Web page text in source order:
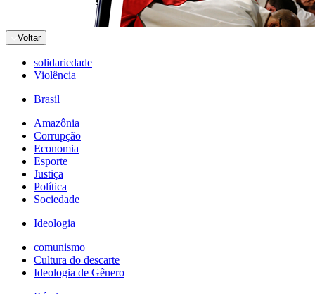
Voltar
solidariedade
Violência
Brasil
Amazônia
Corrupção
Economia
Esporte
Justiça
Política
Sociedade
Ideologia
comunismo
Cultura do descarte
Ideologia de Gênero